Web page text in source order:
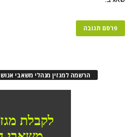
הרשמה למגזין מנהלי משאבי אנוש